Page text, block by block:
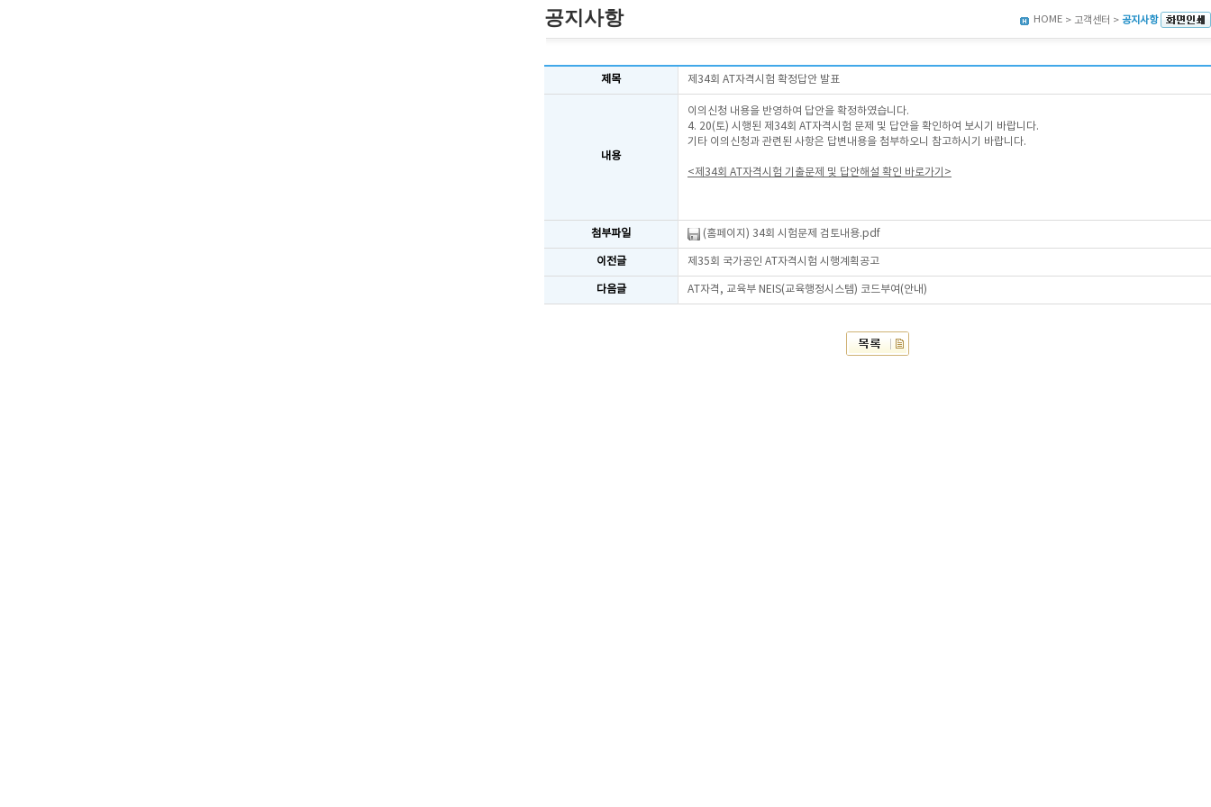
공지사항 HOME > 고객센터 > 공지사항
제목 제34회 AT자격시험 확정답안 발표
내용
이의신청 내용을 반영하여 답안을 확정하였습니다.
4. 20(토) 시행된 제34회 AT자격시험 문제 및 답안을 확인하여 보시기 바랍니다.
기타 이의신청과 관련된 사항은 답변내용을 첨부하오니 참고하시기 바랍니다.
<제34회 AT자격시험 기출문제 및 답안해설 확인 바로가기>
첨부파일 (홈페이지) 34회 시험문제 검토내용.pdf
이전글 제35회 국가공인 AT자격시험 시행계획공고
다음글 AT자격, 교육부 NEIS(교육행정시스템) 코드부여(안내)